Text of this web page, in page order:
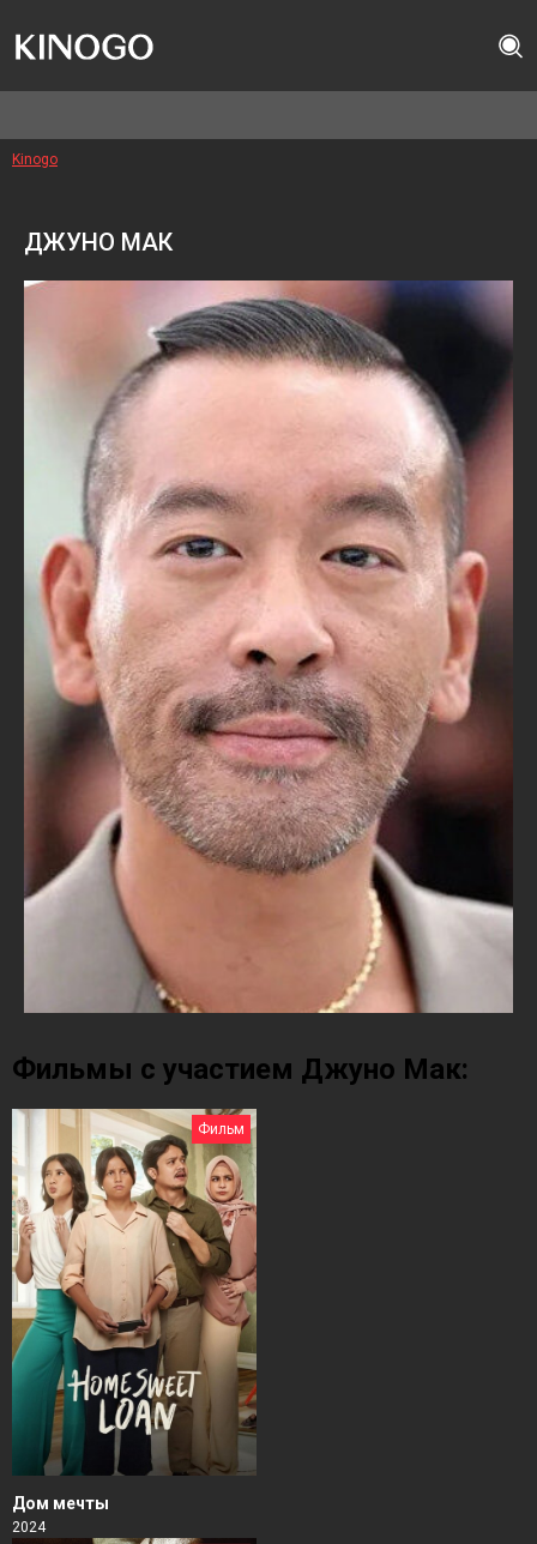
Kinogo
ДЖУНО МАК
Фильмы с участием Джуно Мак:
Фильм
Дом мечты
2024